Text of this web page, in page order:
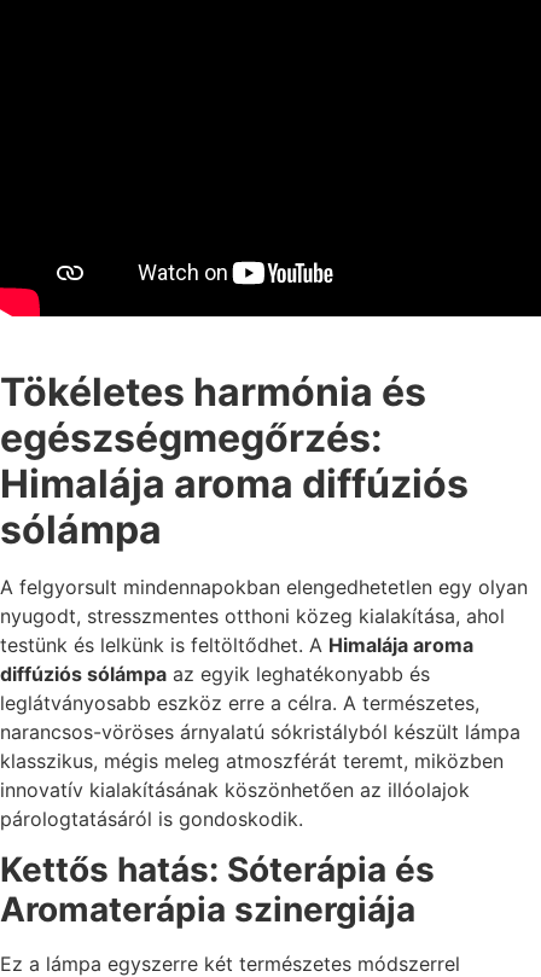
Tökéletes harmónia és
egészségmegőrzés:
Himalája aroma diffúziós
sólámpa
A felgyorsult mindennapokban elengedhetetlen egy olyan
nyugodt, stresszmentes otthoni közeg kialakítása, ahol
testünk és lelkünk is feltöltődhet. A Himalája aroma
diffúziós sólámpa az egyik leghatékonyabb és
leglátványosabb eszköz erre a célra. A természetes,
narancsos-vöröses árnyalatú sókristályból készült lámpa
klasszikus, mégis meleg atmoszférát teremt, miközben
innovatív kialakításának köszönhetően az illóolajok
párologtatásáról is gondoskodik.
Kettős hatás: Sóterápia és
Aromaterápia szinergiája
Ez a lámpa egyszerre két természetes módszerrel